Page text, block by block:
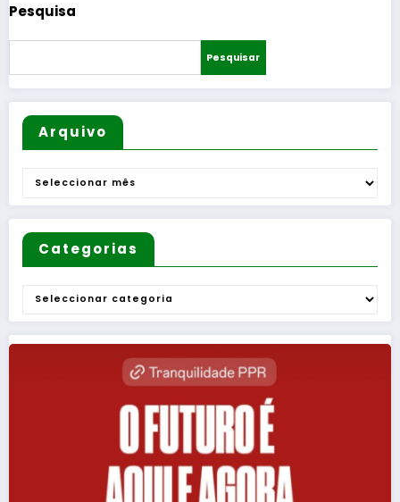
Pesquisa
Pesquisar
Arquivo
Arquivo
Categorias
Categorias